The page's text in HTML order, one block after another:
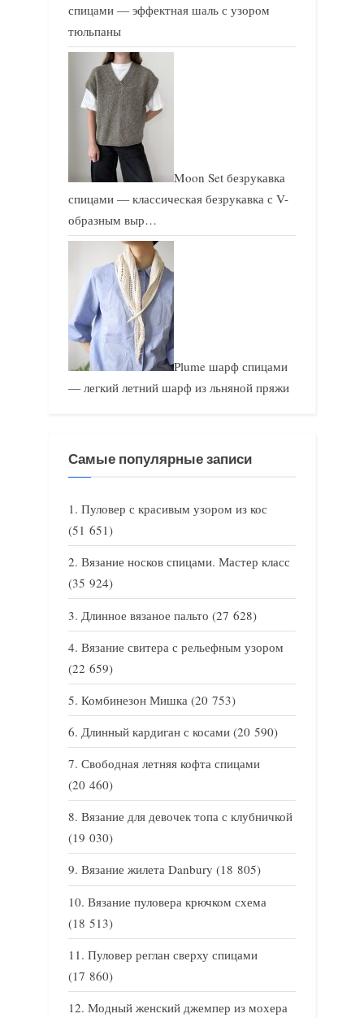
спицами — эффектная шаль с узором
тюльпаны
Moon Set безрукавка
спицами — классическая безрукавка с V-
образным выр…
Plume шарф спицами
— легкий летний шарф из льняной пряжи
Самые популярные записи
Пуловер с красивым узором из кос
(51 651)
Вязание носков спицами. Мастер класс
(35 924)
Длинное вязаное пальто (27 628)
Вязание свитера с рельефным узором
(22 659)
Комбинезон Мишка (20 753)
Длинный кардиган с косами (20 590)
Свободная летняя кофта спицами
(20 460)
Вязание для девочек топа с клубничкой
(19 030)
Вязание жилета Danbury (18 805)
Вязание пуловера крючком схема
(18 513)
Пуловер реглан сверху спицами
(17 860)
Модный женский джемпер из мохера